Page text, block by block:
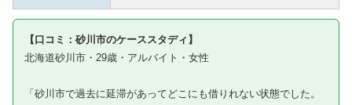
【口コミ：砂川市のケーススタディ】
北海道砂川市・29歳・アルバイト・女性
「砂川市で過去に延滞があってどこにも借りれない状態でした。